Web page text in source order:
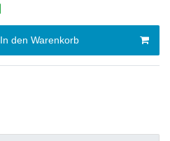
In den Warenkorb